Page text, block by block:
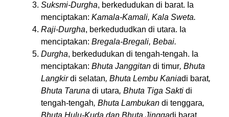
Suksmi-Durgha, berkedudukan di barat. Ia
menciptakan: Kamala-Kamali, Kala Sweta.
Raji-Durgha, berkedududkan di utara. Ia
menciptakan: Bregala-Bregali, Bebai.
Durgha, berkedudukan di tengah-tengah. Ia
menciptakan: Bhuta Janggitan di timur, Bhuta
Langkirdi selatan, Bhuta Lembu Kaniadi barat,
Bhuta Taruna di utara, Bhuta Tiga Sakti di
tengah-tengah, Bhuta Lambukan di tenggara,